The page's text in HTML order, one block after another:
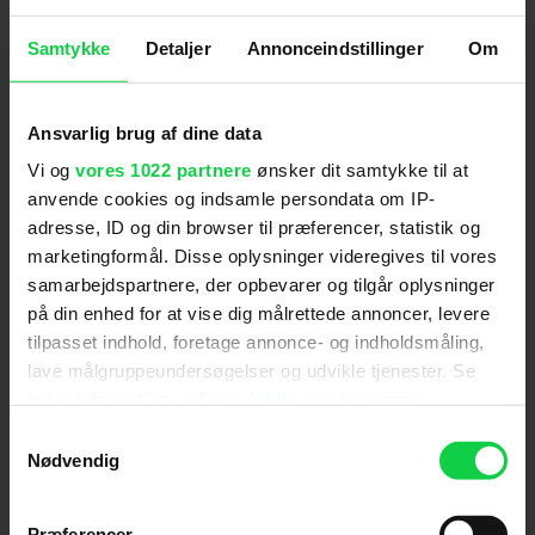
Samtykke Detaljer Annonceindstillinger Om
Ansvarlig brug af dine data
Vi og vores 1022 partnere ønsker dit samtykke til at
anvende cookies og indsamle persondata om IP-
adresse, ID og din browser til præferencer, statistik og
marketingformål. Disse oplysninger videregives til vores
samarbejdspartnere, der opbevarer og tilgår oplysninger
på din enhed for at vise dig målrettede annoncer, levere
tilpasset indhold, foretage annonce- og indholdsmåling,
lave målgruppeundersøgelser og udvikle tjenester. Se
tilbage eller ændre indstillinger fra vores
"Cookiedeklaration", eller ved at trykke på "Privacy
Nødvendig
være ægte. Bare vær dig selv.
Herefter blev Drax-stjernen
Dave Bautista
heller ikke havde fået rollen endnu, kaldt ind, og
havde en fantastisk kemi, og som vi selvfølgelig
ved nu, så endte de begge med at få rollerne.
et klip fra deres screen test sammen herunder.
Guardians of the Galaxy Vol. 3 er aktuel i biografen
- find dine billetter her.
For at se dette indhold skal
marketingcookies være slået til. Klik her
for at ændre dine indstillinger.